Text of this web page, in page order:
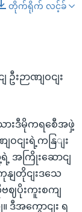
တိုက်ရိုက် လင့်ခ်
းဉာဏျဝငျး
ားဒီမိုကရစေီအဖှဲ့
ဝငျးရဲ့ကနြျး
အကြိုးဆောငျ
ျတိုငျးဒသေ
ဗဈပိုးကူးစကျ
ဒီအကွောငျး ရ